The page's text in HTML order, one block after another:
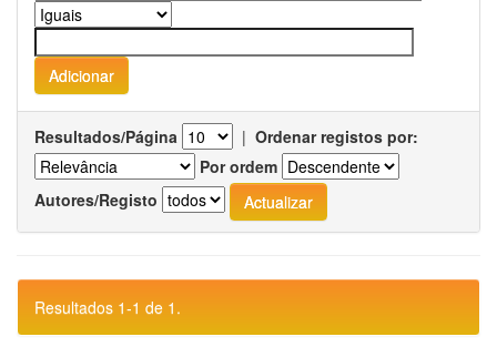
Resultados/Página | Ordenar registos por:
Por ordem
Autores/Registo
Resultados 1-1 de 1.